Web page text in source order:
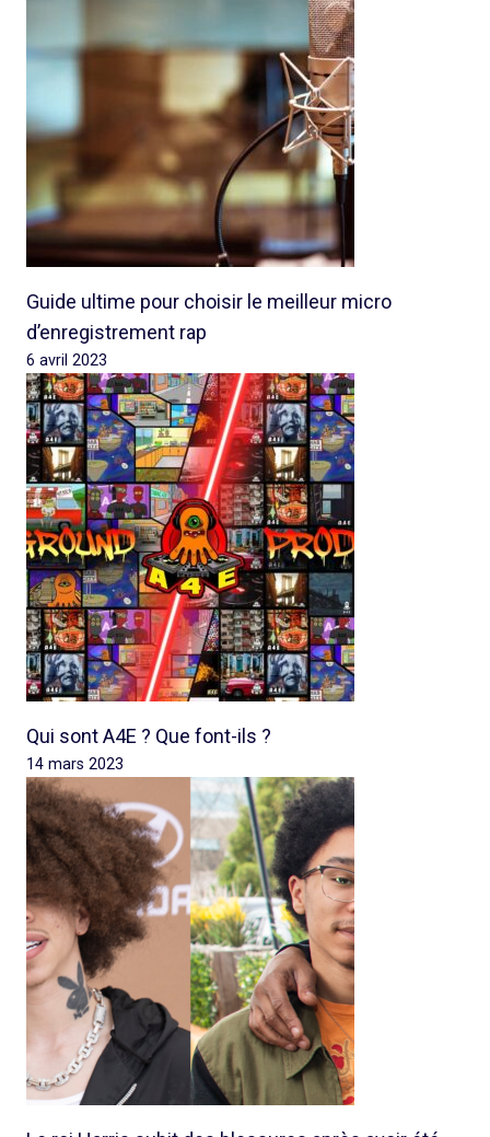
Guide ultime pour choisir le meilleur micro
d’enregistrement rap
6 avril 2023
Qui sont A4E ? Que font-ils ?
14 mars 2023